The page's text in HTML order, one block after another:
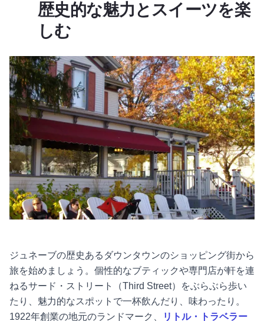
歴史的な魅力とスイーツを楽
しむ
ジュネーブの歴史あるダウンタウンのショッピング街から
旅を始めましょう。個性的なブティックや専門店が軒を連
ねるサード・ストリート（Third Street）をぶらぶら歩い
たり、魅力的なスポットで一杯飲んだり、味わったり。
1922年創業の地元のランドマーク、
リトル・トラベラー